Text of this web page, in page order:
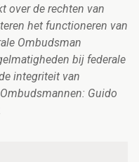
over de rechten van
het functioneren van
Ombudsman
bij federale
integriteit van
Guido